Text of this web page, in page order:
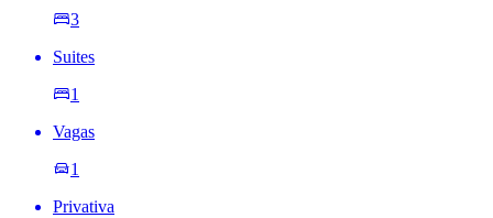
3
Suites
1
Vagas
1
Privativa